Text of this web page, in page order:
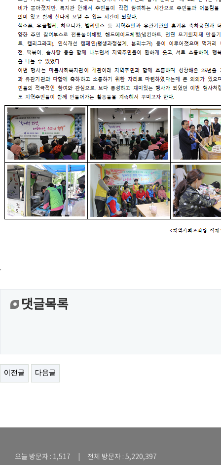
.
댓글목록
이전글 다음글
오늘 방문자 : 1,517 | 전체 방문자 : 5,220,397